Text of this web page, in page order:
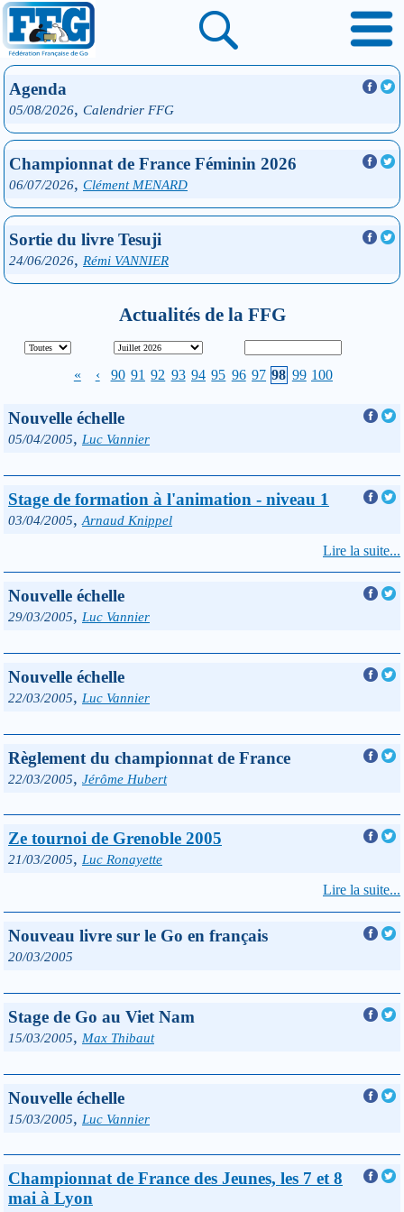
Agenda
05/08/2026, Calendrier FFG
Championnat de France Féminin 2026
06/07/2026, Clément MENARD
Sortie du livre Tesuji
24/06/2026, Rémi VANNIER
Actualités de la FFG
« ‹ 90 91 92 93 94 95 96 97 98 99 100
Nouvelle échelle
05/04/2005, Luc Vannier
Stage de formation à l'animation - niveau 1
03/04/2005, Arnaud Knippel
Lire la suite...
Nouvelle échelle
29/03/2005, Luc Vannier
Nouvelle échelle
22/03/2005, Luc Vannier
Règlement du championnat de France
22/03/2005, Jérôme Hubert
Ze tournoi de Grenoble 2005
21/03/2005, Luc Ronayette
Lire la suite...
Nouveau livre sur le Go en français
20/03/2005
Stage de Go au Viet Nam
15/03/2005, Max Thibaut
Nouvelle échelle
15/03/2005, Luc Vannier
Championnat de France des Jeunes, les 7 et 8
mai à Lyon